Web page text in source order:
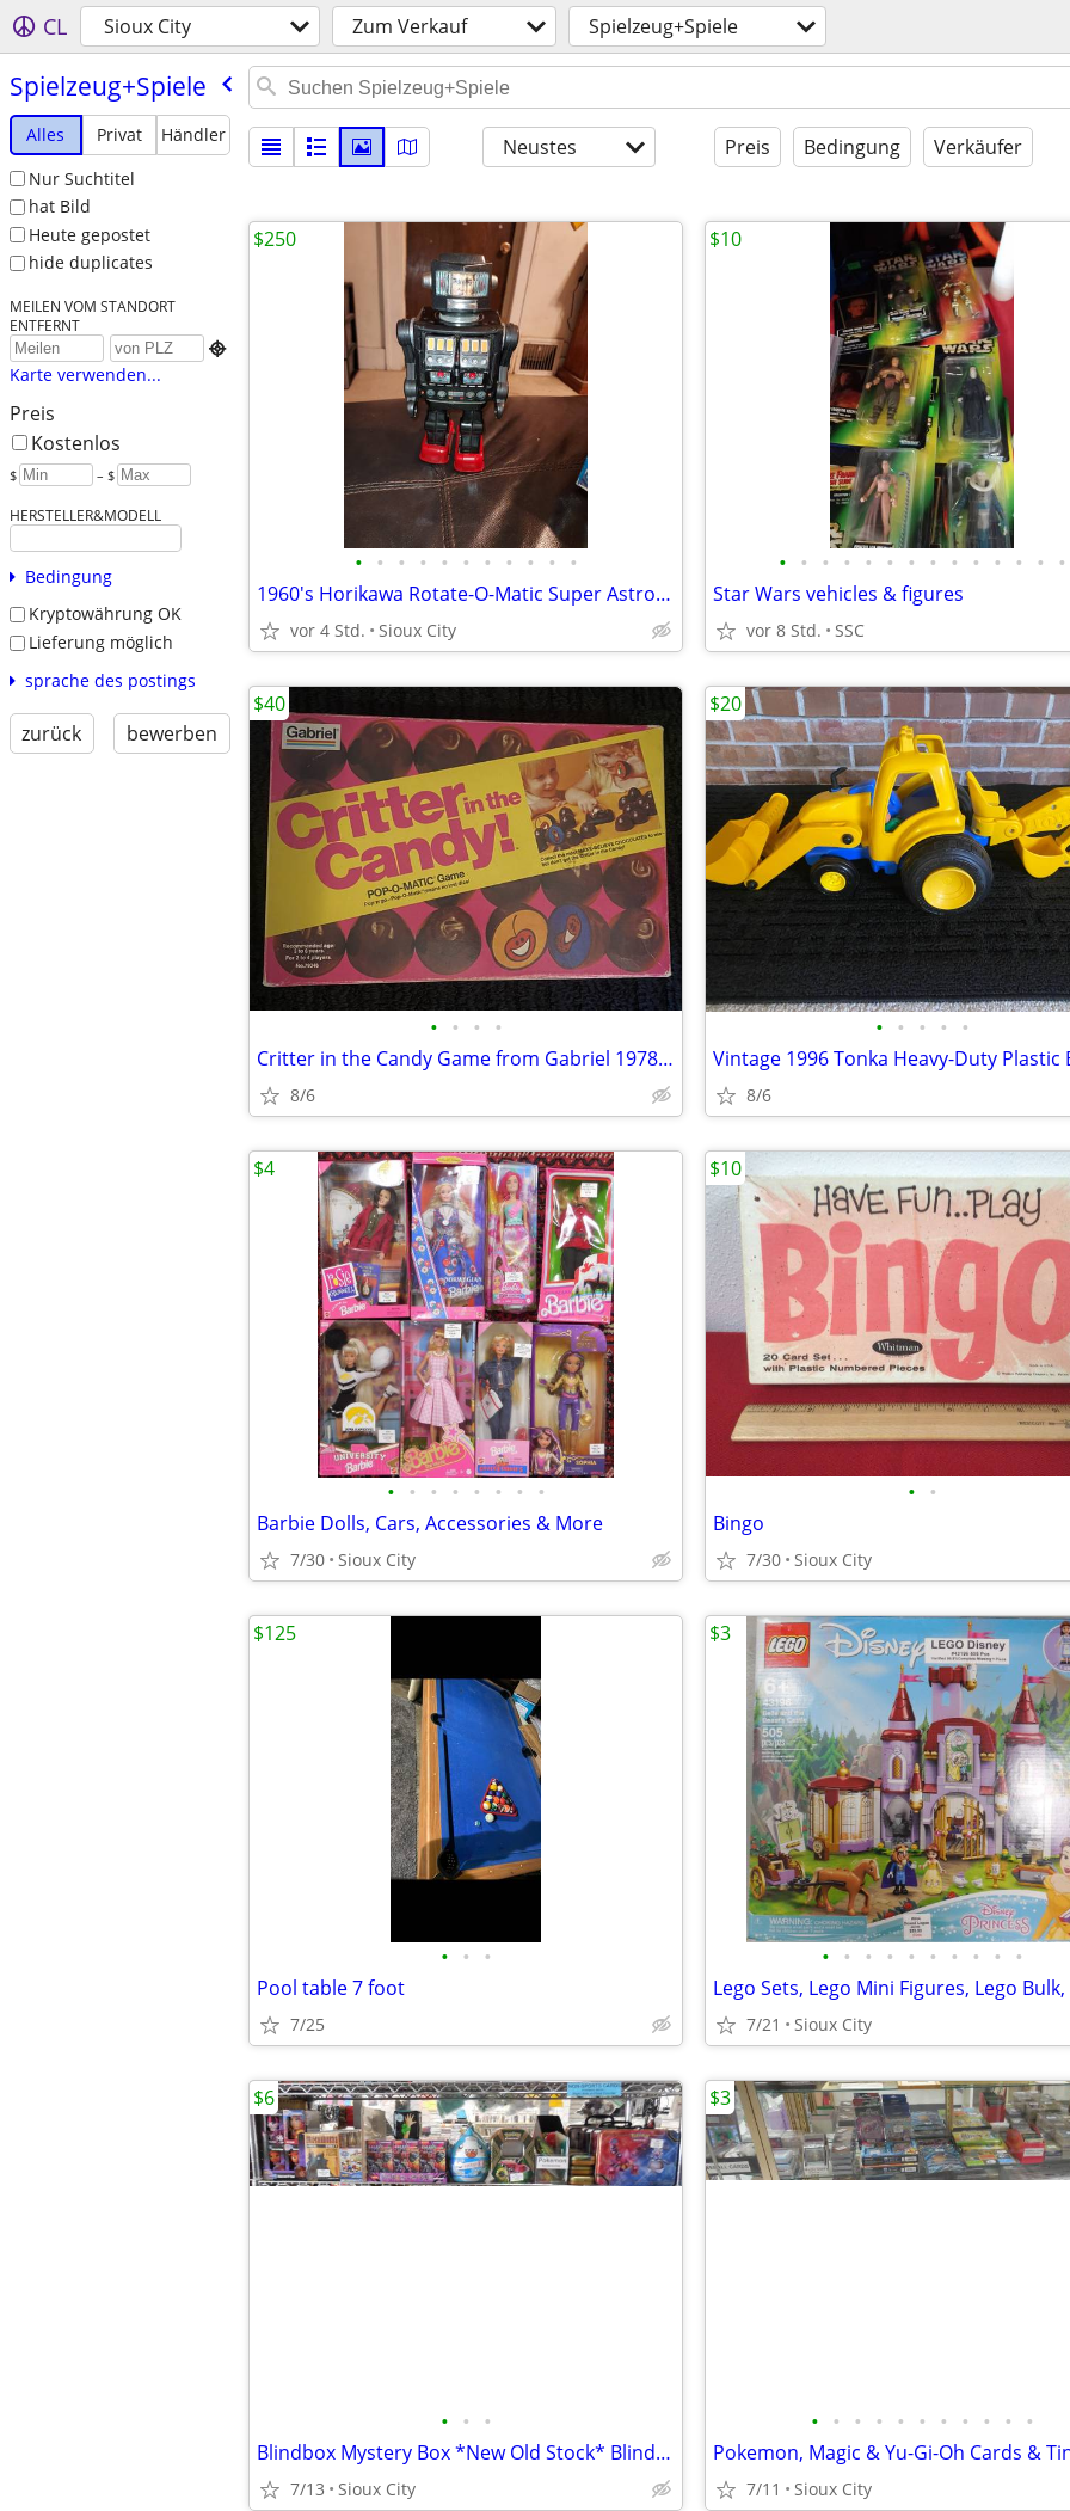
CL Sioux City Zum Verkauf Spielzeug+Spiele
Spielzeug+Spiele
Alles Privat
Händler
Nur Suchtitel
hat Bild
Heute gepostet
hide duplicates
MEILEN VOM STANDORT
ENTFERNT

Karte verwenden...
Preis
Kostenlos
$ – $
HERSTELLER&MODELL
Bedingung
Kryptowährung OK
Lieferung möglich
sprache des postings
zurück bewerben
Neustes Preis Bedingung Verkäufer
• • • • • • • • • • •
1960's Horikawa Rotate-O-Matic Super Astronaut
vor 4 Std. Sioux City
$250
• • • • • • • • • • • • • •
Star Wars vehicles & figures
vor 8 Std. SSC
$10
• • • •
Critter in the Candy Game from Gabriel 1978-Complete
8/6
$40
• • • • •
8/6
$20
• • • • • • • •
Barbie Dolls, Cars, Accessories & More
7/30 Sioux City
$4
• •
Bingo
7/30 Sioux City
$10
• • •
Pool table 7 foot
7/25
$125
• • • • • • • • • •
7/21 Sioux City
$3
• • •
Blindbox Mystery Box *New Old Stock* Blind Boxes @ Heart & Soul
7/13 Sioux City
$6
• • • • • • • • • • •
Pokemon, Magic & Yu-Gi-Oh Cards &
7/11 Sioux City
$3